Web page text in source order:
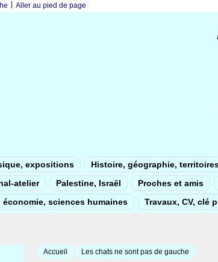
Aller au pied de page
expositions Histoire, géographie,
atelier
Palestine, Israël Proches et amis
sciences humaines
Travaux, CV, clé
Accueil Les chats ne sont pas de gauche